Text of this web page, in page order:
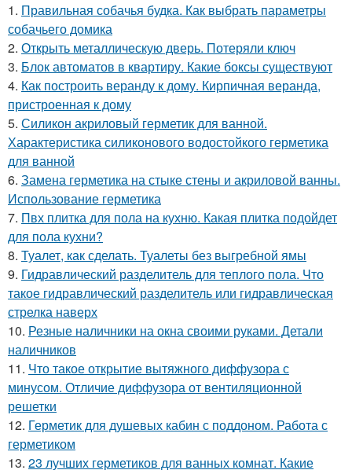
1. Правильная собачья будка. Как выбрать параметры
собачьего домика
2. Открыть металлическую дверь. Потеряли ключ
3. Блок автоматов в квартиру. Какие боксы существуют
4. Как построить веранду к дому. Кирпичная веранда,
пристроенная к дому
5. Силикон акриловый герметик для ванной.
Характеристика силиконового водостойкого герметика
для ванной
6. Замена герметика на стыке стены и акриловой ванны.
Использование герметика
7. Пвх плитка для пола на кухню. Какая плитка подойдет
для пола кухни?
8. Туалет, как сделать. Туалеты без выгребной ямы
9. Гидравлический разделитель для теплого пола. Что
такое гидравлический разделитель или гидравлическая
стрелка наверх
10. Резные наличники на окна своими руками. Детали
наличников
11. Что такое открытие вытяжного диффузора с
минусом. Отличие диффузора от вентиляционной
решетки
12. Герметик для душевых кабин с поддоном. Работа с
герметиком
13. 23 лучших герметиков для ванных комнат. Какие